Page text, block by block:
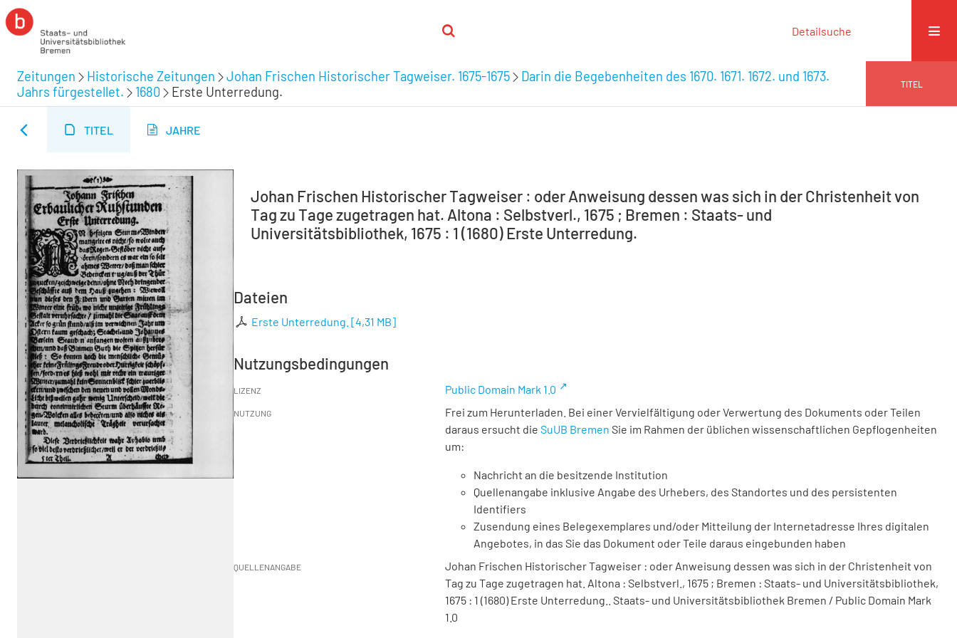
Detailsuche
Zeitungen Historische Zeitungen Johan Frischen Historischer Tagweiser. 1675-1675
Darin die Begebenheiten des 1670. 1671. 1672. und 1673.
Jahrs fürgestellet.
1680 Erste Unterredung. TITEL
TITEL JAHRE
Johan Frischen Historischer Tagweiser : oder Anweisung dessen was sich in der Christenheit von
Tag zu Tage zugetragen hat. Altona : Selbstverl., 1675 ; Bremen : Staats- und
Universitätsbibliothek, 1675 : 1 (1680) Erste Unterredung.
Dateien
Erste Unterredung. [4,31 MB]
Nutzungsbedingungen
LIZENZ Public Domain Mark 1.0
NUTZUNG
Frei zum Herunterladen. Bei einer Vervielfältigung oder Verwertung des Dokuments oder Teilen
daraus ersucht die SuUB Bremen Sie im Rahmen der üblichen wissenschaftlichen Gepflogenheiten
um:
Nachricht an die besitzende Institution
Quellenangabe inklusive Angabe des Urhebers, des Standortes und des persistenten
Identifiers
Zusendung eines Belegexemplares und/oder Mitteilung der Internetadresse Ihres digitalen
Angebotes, in das Sie das Dokument oder Teile daraus eingebunden haben
QUELLENANGABE
Johan Frischen Historischer Tagweiser : oder Anweisung dessen was sich in der Christenheit von
Tag zu Tage zugetragen hat. Altona : Selbstverl., 1675 ; Bremen : Staats- und Universitätsbibliothek,
1675 : 1 (1680) Erste Unterredung.. Staats- und Universitätsbibliothek Bremen / Public Domain Mark
1.0